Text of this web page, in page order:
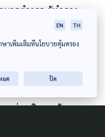
บาลตำรวจ ผู้ทำการ
ารแพทย์ในกรณีตาม
ตามหน้าที่และอำนาจ
งนี้ ภายใน 90 วันนับแต่
รวจสอบฉบับนี้
รส่งเสริมและคุ้มครอง
EN TH
ษาเพิ่มเติมที่นโยบายคุ้มครอง
มด ปิด